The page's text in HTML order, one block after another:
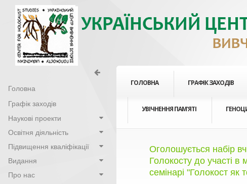
ГОЛОВНА ГРАФІК ЗАХОДІВ
УВІЧНЕННЯ ПАМ'ЯТІ
Головна
Графік заходів
Наукові проекти
Освітня діяльність
Підвищення кваліфікації
Видання
Про нас
Оголошується набір
Голокосту до участі
семінарі "Голокост як